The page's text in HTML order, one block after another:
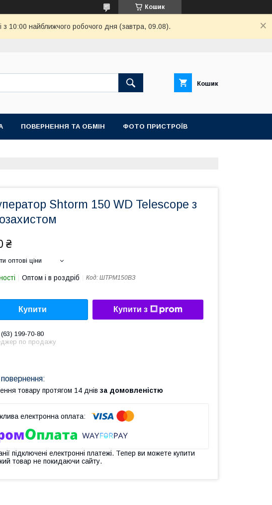
Кошик
з 10:00 найближчого робочого дня (завтра, 09.08).
Кошик
ПОВЕРНЕННЯ ТА ОБМІН ФОТО ПРИСТРОЇВ
Shtorm 150 WD Telescope з
₴
оптові ціни
Оптом і в роздріб Код: ШТРМ150ВЗ
Купити Купити з
199-70-80
по продажу
товару протягом 14 днів за домовленістю
підключені електронні платежі. Тепер ви можете купити
товар не покидаючи сайту.